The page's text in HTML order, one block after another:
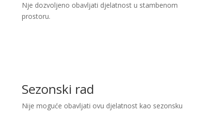
Nje dozvoljeno obavljati djelatnost u stambenom
prostoru.
Sezonski rad
Nije moguće obavljati ovu djelatnost kao sezonsku